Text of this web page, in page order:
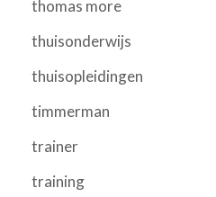
thomas more
thuisonderwijs
thuisopleidingen
timmerman
trainer
training